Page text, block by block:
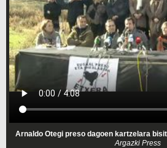
Arnaldo Otegi preso dagoen kartzelara
Argazki Press